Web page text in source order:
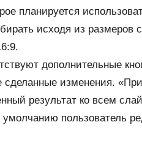
планируется
исходя из размеров
дополнительные
сделанные изменения.
результат ко всем
пользователь